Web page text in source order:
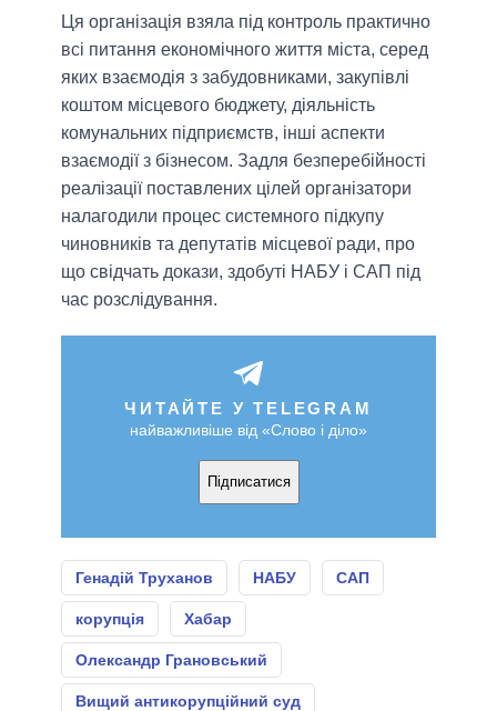
Ця організація взяла під контроль практично
всі питання економічного життя міста, серед
яких взаємодія з забудовниками, закупівлі
коштом місцевого бюджету, діяльність
комунальних підприємств, інші аспекти
взаємодії з бізнесом. Задля безперебійності
реалізації поставлених цілей організатори
налагодили процес системного підкупу
чиновників та депутатів місцевої ради, про
що свідчать докази, здобуті НАБУ і САП під
час розслідування.
ЧИТАЙТЕ У TELEGRAM
найважливіше від «Слово і діло»
Підписатися
Генадій Труханов НАБУ САП
корупція Хабар
Олександр Грановський
Вищий антикорупційний суд